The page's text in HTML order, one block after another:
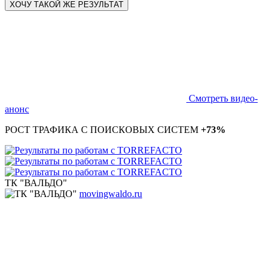
ХОЧУ ТАКОЙ ЖЕ РЕЗУЛЬТАТ
Смотреть видео-
анонс
РОСТ ТРАФИКА С ПОИСКОВЫХ СИСТЕМ +73%
ТК "ВАЛЬДО"
movingwaldo.ru